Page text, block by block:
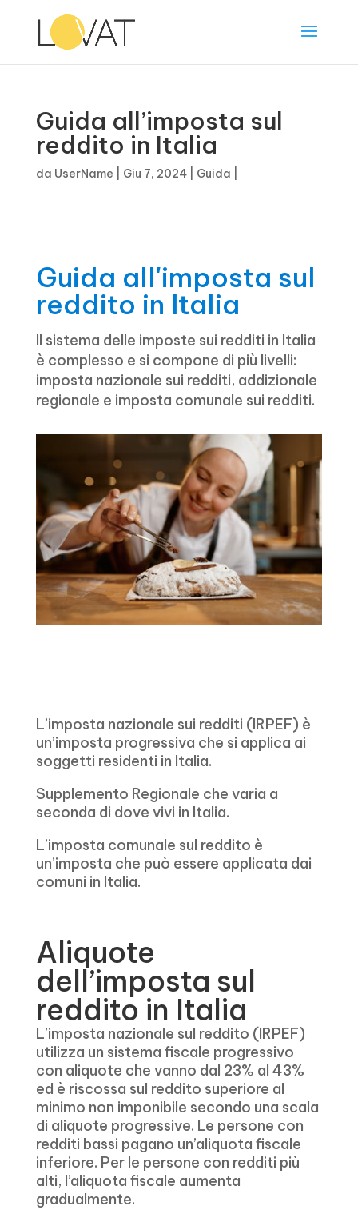
Guida all’imposta sul
reddito in Italia
da UserName Giu 7, 2024| Guida
Guida all'imposta sul
reddito in Italia
Il sistema delle imposte sui redditi in Italia
è complesso e si compone di più livelli:
imposta nazionale sui redditi, addizionale
regionale e imposta comunale sui redditi.
L’imposta nazionale sui redditi (IRPEF) è
un’imposta progressiva che si applica ai
soggetti residenti in Italia.
Supplemento Regionale che varia a
seconda di dove vivi in ​​Italia.
L’imposta comunale sul reddito è
un’imposta che può essere applicata dai
comuni in Italia.
Aliquote
dell’imposta sul
reddito in Italia
L’imposta nazionale sul reddito (IRPEF)
utilizza un sistema fiscale progressivo
con aliquote che vanno dal 23% al 43%
ed è riscossa sul reddito superiore al
minimo non imponibile secondo una scala
di aliquote progressive. Le persone con
redditi bassi pagano un’aliquota fiscale
inferiore. Per le persone con redditi più
alti, l’aliquota fiscale aumenta
gradualmente.